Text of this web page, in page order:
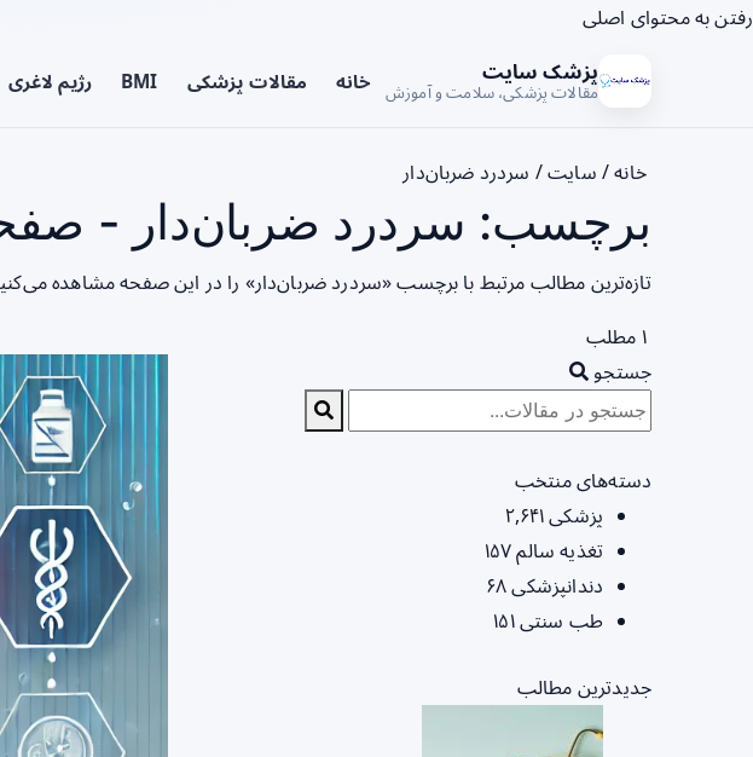
رفتن به محتوای اصلی
پزشک سایت
مقالات پزشکی، سلامت و آموزش خانه مقالات پزشکی BMI رژیم لاغری
خانه/ سایت/ سردرد ضربان‌دار
برچسب: سردرد ضربان‌دار -
تازه‌ترین مطالب مرتبط با برچسب «سردرد ضربان‌دار» را در این صفحه مشاهده
۱ مطلب
جستجو
دسته‌های منتخب
پزشکی۲,۶۴۱
تغذیه سالم۱۵۷
دندانپزشکی۶۸
طب سنتی۱۵۱
جدیدترین مطالب